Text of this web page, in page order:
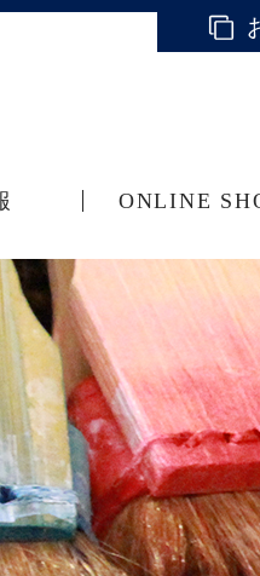
ONLINE